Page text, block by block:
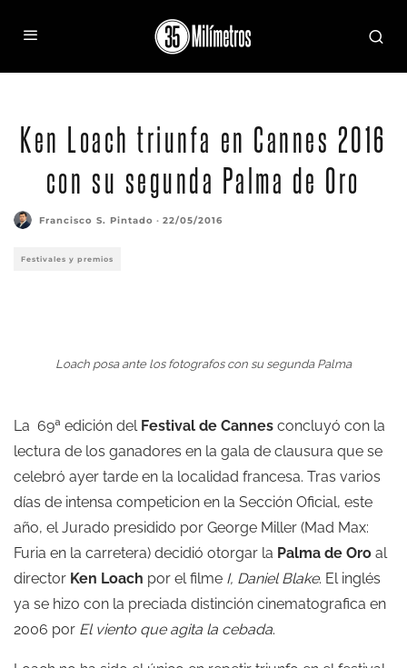
Ken Loach triunfa en Cannes 2016
con su segunda Palma de Oro
Francisco S. Pintado · 22/05/2016
Festivales y premios
Loach posa ante los fotografos con su segunda Palma
La 69ª edición del Festival de Cannes concluyó con la
lectura de los ganadores en la gala de clausura que se
celebró ayer tarde en la localidad francesa. Tras varios
días de intensa competicion en la Sección Oficial, este
año, el Jurado presidido por George Miller (Mad Max:
Furia en la carretera) decidió otorgar la Palma de Oro al
director Ken Loach por el filme I, Daniel Blake. El inglés
ya se hizo con la preciada distinción cinematografica en
2006 por El viento que agita la cebada.